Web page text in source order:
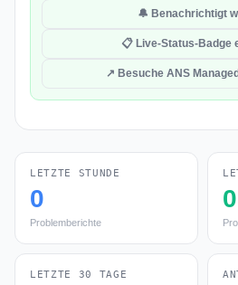
🔔 Benachrichtigt
📋 Live-Status-Badge
↗ Besuche ANS
LETZTE STUNDE
0
Problemberichte
0
LETZTE 30 TAGE